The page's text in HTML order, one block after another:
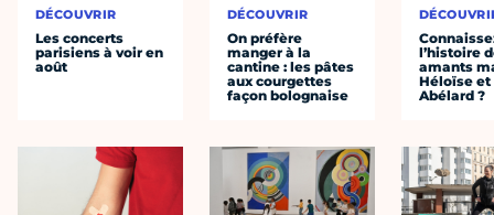
DÉCOUVRIR
Les concerts
parisiens à voir en
août
DÉCOUVRIR
On préfère
manger à la
cantine : les pâtes
aux courgettes
façon bolognaise
l’histoire
amants
Héloïse et
Abélard ?